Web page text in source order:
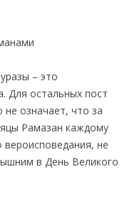
– это
Для остальных пост
означает, что за
Рамазан каждому
вероисповедания, не
в День Великого